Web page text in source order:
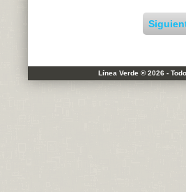
Línea Verde ® 2026 -